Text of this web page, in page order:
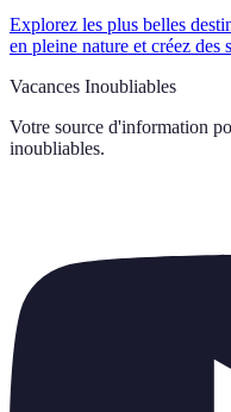
Explorez les plus belles
en pleine nature et créez des
Vacances Inoubliables
Votre source d'information
inoubliables.